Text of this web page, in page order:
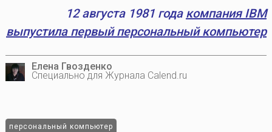
12 августа 1981 года компания IBM
выпустила первый персональный компьютер
Елена Гвозденко
Специально для Журнала Calend.ru
персональный компьютер